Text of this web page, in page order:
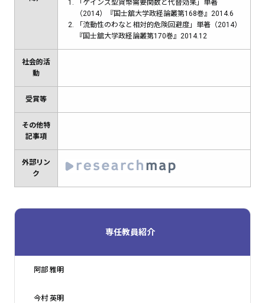
「ケインズ型貨幣需要関数と代替効果」単著
（2014）『国士舘大学政経論叢第168巻』2014.6
「流動性のわなと相対的危険回避度」単著（2014）
『国士舘大学政経論叢第170巻』2014.12
社会的活
動
受賞等
その他特
記事項
外部リン
ク
専任教員紹介
阿部 雅明
今村 英明